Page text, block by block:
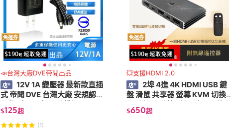
免運券
📣台灣大廠DVE帝聞出品
12V 1A 變壓器 最新款直插
式 帝聞 DVE 台灣大廠 安規認證
另售1米 2.7米 10孔排插
$125起
(1)
免運券
💥支援HDMI 2.0
2埠 4進 4K HDMI USB 鍵
盤 滑鼠 共享器 螢幕 KVM 切換
器 監視器 監控 2進 2路 2口 共用
共享
$650起